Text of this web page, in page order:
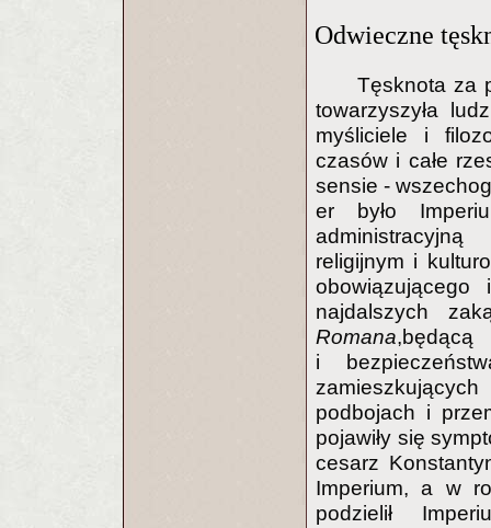
Odwieczne
Tęsknota za
towarzyszyła
myśliciele i
czasów i całe
sensie -
er było
religijnym i
najdalszych
Romana
i
podbojach i
pojawiły się
cesarz
Imperium, a w
podzielił